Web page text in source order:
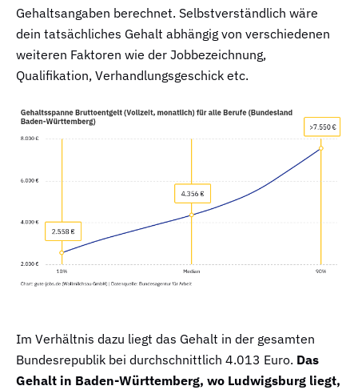
Gehaltsangaben berechnet. Selbstverständlich wäre
dein tatsächliches Gehalt abhängig von verschiedenen
weiteren Faktoren wie der Jobbezeichnung,
Qualifikation, Verhandlungsgeschick etc.
Im Verhältnis dazu liegt das Gehalt in der gesamten
Bundesrepublik bei durchschnittlich 4.013 Euro. Das
Gehalt in Baden-Württemberg, wo Ludwigsburg liegt,